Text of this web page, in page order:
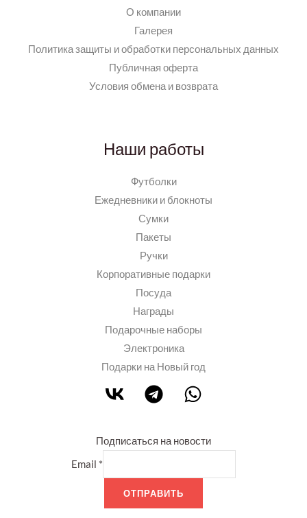
О компании
Галерея
Политика защиты и обработки персональных данных
Публичная оферта
Условия обмена и возврата
Наши работы
Футболки
Ежедневники и блокноты
Сумки
Пакеты
Ручки
Корпоративные подарки
Посуда
Награды
Подарочные наборы
Электроника
Подарки на Новый год
Подписаться на новости
Email *
ОТПРАВИТЬ